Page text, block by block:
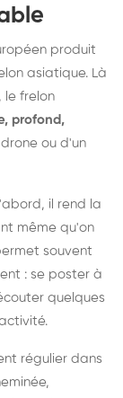
produit
asiatique. Là
le frelon
profond,
ou d'un
il rend la
même qu'on
souvent
: se poster à
quelques
régulier dans